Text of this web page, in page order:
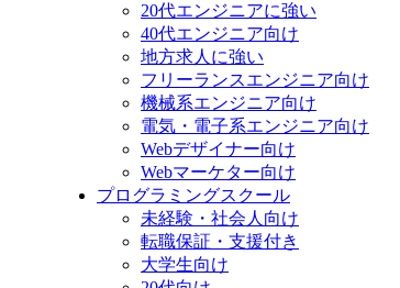
20代エンジニアに強い
40代エンジニア向け
地方求人に強い
フリーランスエンジニア向け
機械系エンジニア向け
電気・電子系エンジニア向け
Webデザイナー向け
Webマーケター向け
プログラミングスクール
未経験・社会人向け
転職保証・支援付き
大学生向け